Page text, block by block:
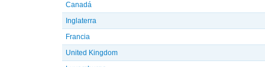
Canadá
Inglaterra
Francia
United Kingdom